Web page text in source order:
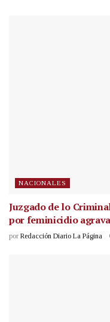
NACIONALES
Juzgado de lo
por feminicidio
por Redacción Diario La Página